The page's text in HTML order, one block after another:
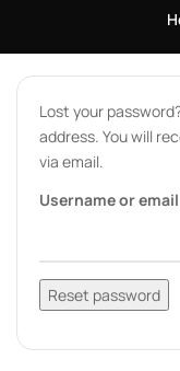
Lost your
address. You will
via email.
Username or email
Reset password